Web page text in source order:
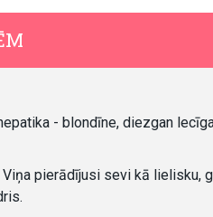
- blondīne, diezgan
pierādījusi sevi kā lielisku,